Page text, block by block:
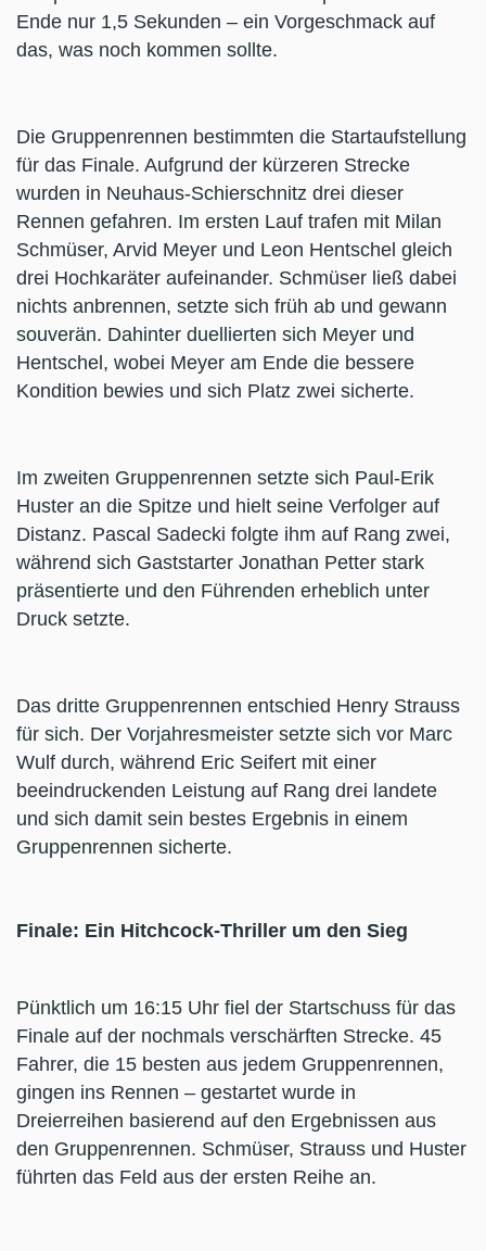
Ende nur 1,5 Sekunden – ein Vorgeschmack auf
das, was noch kommen sollte.
Die Gruppenrennen bestimmten die Startaufstellung
für das Finale. Aufgrund der kürzeren Strecke
wurden in Neuhaus-Schierschnitz drei dieser
Rennen gefahren. Im ersten Lauf trafen mit Milan
Schmüser, Arvid Meyer und Leon Hentschel gleich
drei Hochkaräter aufeinander. Schmüser ließ dabei
nichts anbrennen, setzte sich früh ab und gewann
souverän. Dahinter duellierten sich Meyer und
Hentschel, wobei Meyer am Ende die bessere
Kondition bewies und sich Platz zwei sicherte.
Im zweiten Gruppenrennen setzte sich Paul-Erik
Huster an die Spitze und hielt seine Verfolger auf
Distanz. Pascal Sadecki folgte ihm auf Rang zwei,
während sich Gaststarter Jonathan Petter stark
präsentierte und den Führenden erheblich unter
Druck setzte.
Das dritte Gruppenrennen entschied Henry Strauss
für sich. Der Vorjahresmeister setzte sich vor Marc
Wulf durch, während Eric Seifert mit einer
beeindruckenden Leistung auf Rang drei landete
und sich damit sein bestes Ergebnis in einem
Gruppenrennen sicherte.
Finale: Ein Hitchcock-Thriller um den Sieg
Pünktlich um 16:15 Uhr fiel der Startschuss für das
Finale auf der nochmals verschärften Strecke. 45
Fahrer, die 15 besten aus jedem Gruppenrennen,
gingen ins Rennen – gestartet wurde in
Dreierreihen basierend auf den Ergebnissen aus
den Gruppenrennen. Schmüser, Strauss und Huster
führten das Feld aus der ersten Reihe an.